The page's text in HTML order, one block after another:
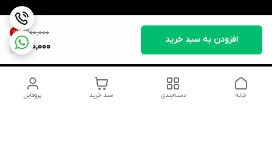
۹۰۰٬۰۰۰ 12%
790,000
افزودن به سبد خرید
پروفایل سبد خرید دسته‌بندی خانه